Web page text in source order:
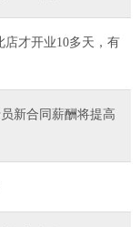
店才开业10多天，有
新合同薪酬将提高